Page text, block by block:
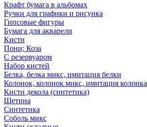
Крафт бумага в альбомах
Ручки для графики и рисунка
Гипсовые фигуры
Бумага для акварели
Кисти
Пони; Коза
С резервуаром
Набор кистей
Белка, белка микс, имитация белки
Колонок, колонок микс, имитация колонка
Кисти декола (синтетика)
Щетина
Синтетика
Соболь микс